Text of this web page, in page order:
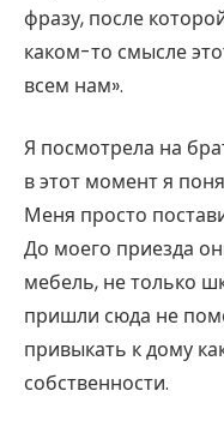
фразу, после
каком-то смысле
всем нам».
Я посмотрела на
в этот момент я
Меня просто
До моего приезда
мебель, не только
пришли сюда не
привыкать к дому
собственности.